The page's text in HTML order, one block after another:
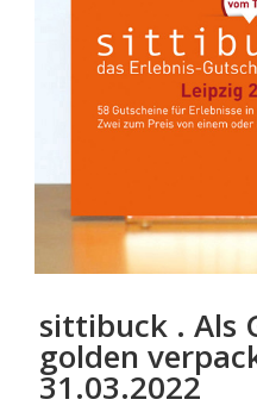
sittibuck . Als
golden
31.03.2022